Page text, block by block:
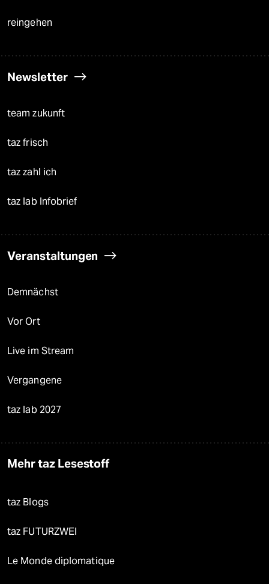
reingehen
Newsletter
team zukunft
taz frisch
taz zahl ich
taz lab Infobrief
Veranstaltungen
Demnächst
Vor Ort
Live im Stream
Vergangene
taz lab 2027
Mehr taz Lesestoff
taz Blogs
taz FUTURZWEI
Le Monde diplomatique